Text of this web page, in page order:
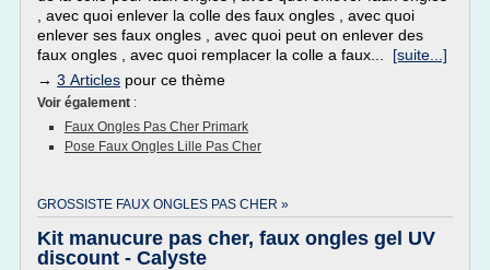
, avec quoi enlever la colle des faux ongles , avec quoi
enlever ses faux ongles , avec quoi peut on enlever des
faux ongles , avec quoi remplacer la colle a faux... [suite...]
→ 3 Articles pour ce thème
Voir également :
Faux Ongles Pas Cher Primark
Pose Faux Ongles Lille Pas Cher
GROSSISTE FAUX ONGLES PAS CHER »
Kit manucure pas cher, faux ongles gel UV
discount - Calyste